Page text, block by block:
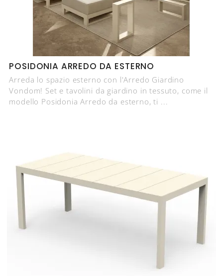
POSIDONIA ARREDO DA ESTERNO
Arreda lo spazio esterno con l'Arredo Giardino
Vondom! Set e tavolini da giardino in tessuto, come il
modello Posidonia Arredo da esterno, ti ...